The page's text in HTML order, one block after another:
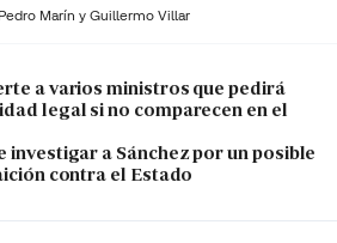
Pedro Marín y Guillermo Villar
a varios ministros que pedirá
legal si no comparecen en el
investigar a Sánchez por un posible
contra el Estado